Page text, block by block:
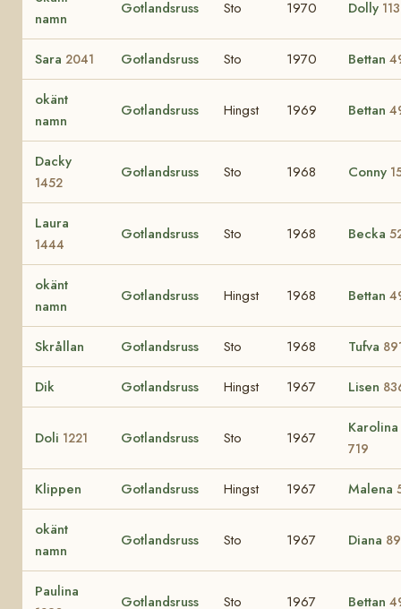
namn
Gotlandsruss Sto 1970 Dolly
Sara 2041 Gotlandsruss Sto 1970 Bettan
okänt
namn
Gotlandsruss Hingst 1969 Bettan
Dacky
1452
Gotlandsruss Sto 1968 Conny
Laura
1444
Gotlandsruss Sto 1968 Becka
okänt
namn
Gotlandsruss Hingst 1968 Bettan
Skrållan Gotlandsruss Sto 1968 Tufva
Dik Gotlandsruss Hingst 1967 Lisen
Doli 1221 Gotlandsruss Sto 1967
Karolina
719
Klippen Gotlandsruss Hingst 1967 Malena
okänt
namn
Gotlandsruss Sto 1967 Diana
Paulina
Gotlandsruss Sto 1967 Bettan